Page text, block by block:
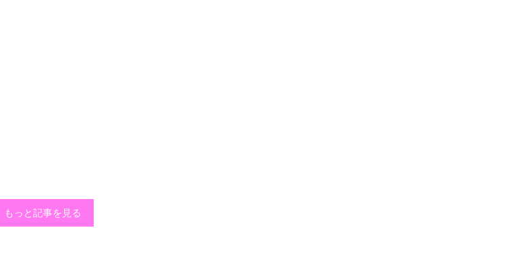
もっと記事を見る